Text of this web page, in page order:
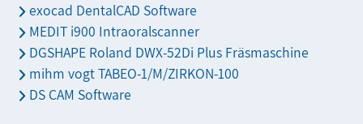
exocad DentalCAD Software
MEDIT i900 Intraoralscanner
DGSHAPE Roland DWX-52Di Plus Fräsmaschine
mihm vogt TABEO-1/M/ZIRKON-100
DS CAM Software